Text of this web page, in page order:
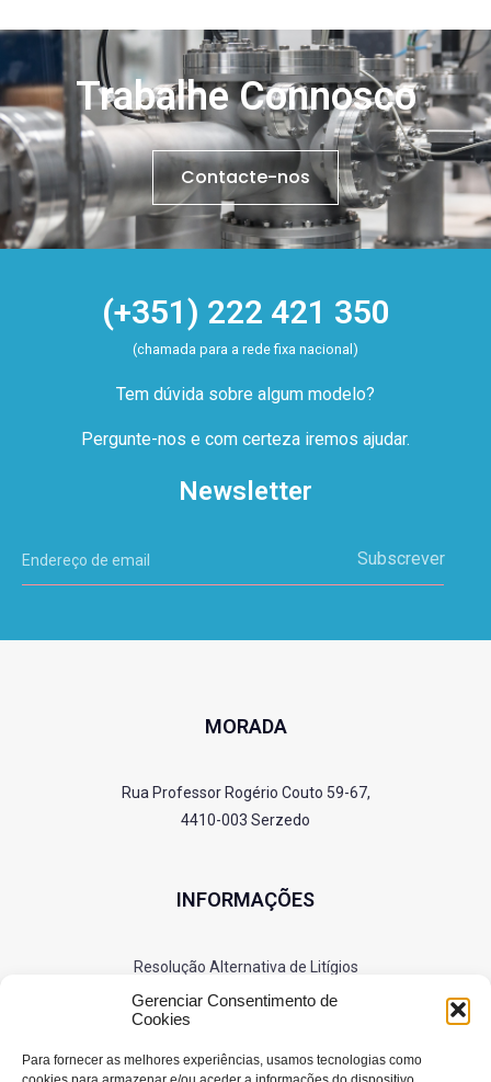
Gerenciar Consentimento de
Cookies
Para fornecer as melhores experiências, usamos tecnologias como
Trabalhe Connosco
Contacte-nos
(+351) 222 421 350
(chamada para a rede fixa nacional)
Tem dúvida sobre algum modelo?
Pergunte-nos e com certeza iremos ajudar.
Newsletter
Subscrever
MORADA
Rua Professor Rogério Couto 59-67,
4410-003 Serzedo
INFORMAÇÕES
Resolução Alternativa de Litígios
Política de Privacidade